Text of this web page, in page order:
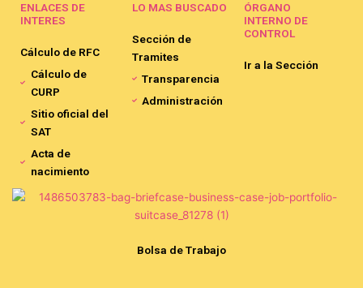
ENLACES DE
INTERES
Cálculo de RFC
Cálculo de
CURP
Sitio oficial del
SAT
Acta de
nacimiento
LO MAS BUSCADO
Sección de
Tramites
Transparencia
Administración
ÓRGANO
INTERNO DE
CONTROL
Ir a la Sección
Bolsa de Trabajo